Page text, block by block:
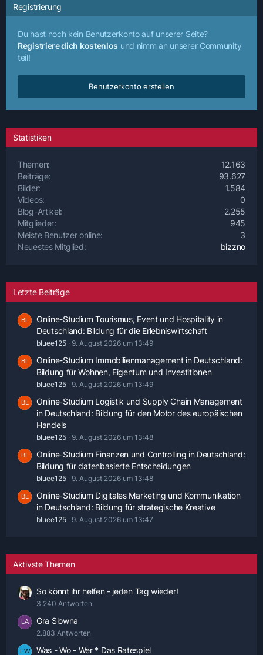
Registrierung
Du hast noch kein Benutzerkonto auf unserer Seite?
Registriere dich kostenlos und nimm an unserer Community
teil!
Benutzerkonto erstellen
Statistiken
Themen
12.163
Beiträge
93.627
Bilder
1.584
Videos
0
Blog-Artikel
2.255
Mitglieder
945
Meiste Benutzer online
3
Neuestes Mitglied
bizzno
Letzte Beiträge
Online-Studium Tourismus, Event und Hospitality in
Deutschland: Bildung für die Erlebniswirtschaft
bluee125 9. August 2026 um 13:49
Online-Studium Immobilienmanagement in Deutschland:
Bildung für Wohnen, Eigentum und Investitionen
bluee125 9. August 2026 um 13:49
Online-Studium Logistik und Supply Chain Management
in Deutschland: Bildung für den Motor des europäischen
Handels
bluee125 9. August 2026 um 13:48
Online-Studium Finanzen und Controlling in Deutschland:
Bildung für datenbasierte Entscheidungen
bluee125 9. August 2026 um 13:48
Online-Studium Digitales Marketing und Kommunikation
in Deutschland: Bildung für strategische Kreative
bluee125 9. August 2026 um 13:47
Aktivste Themen
So könnt ihr helfen - jeden Tag wieder!
3.240 Antworten
Gra Slowna
2.883 Antworten
Was - Wo - Wer * Das Ratespiel